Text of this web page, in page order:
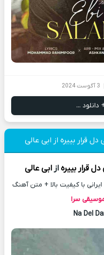
3 آگوست 2024
...
قرار بییره از ابی عالی
قرار بییره ازابی عالی
با کیفیت بالا + متن آهنگ
سرا
Na Del